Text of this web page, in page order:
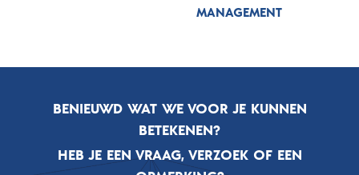
MANAGEMENT
BENIEUWD WAT WE VOOR JE KUNNEN
BETEKENEN?
HEB JE EEN VRAAG, VERZOEK OF EEN